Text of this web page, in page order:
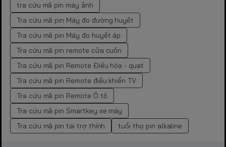
tra cứu mã pin máy ảnh
Tra cứu mã pin Máy đo đường huyết
Tra cứu mã pin Máy đo huyết áp
Tra cứu mã pin remote cửa cuốn
Tra cứu mã pin Remote Điều hòa - quạt
Tra cứu mã pin Remote điều khiển TV
Tra cứu mã pin Remote Ô tô
Tra cứu mã pin Smartkey xe máy
Tra cứu mã pin tai trợ thính
tuổi thọ pin alkaline